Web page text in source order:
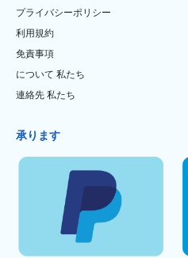
プライバシーポリシー
利用規約
免責事項
について 私たち
連絡先 私たち
承ります